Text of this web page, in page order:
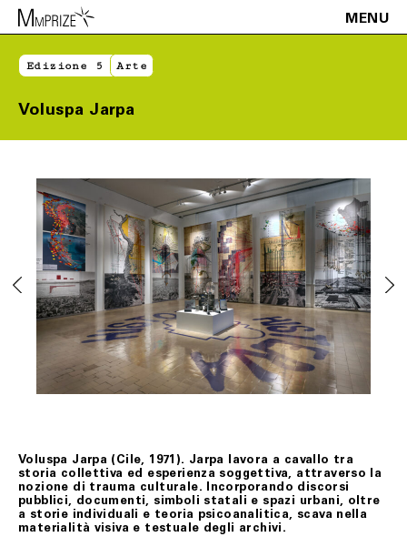
MENU
Edizione 5 Arte
Voluspa Jarpa
Voluspa Jarpa (Cile, 1971). Jarpa lavora a cavallo tra
storia collettiva ed esperienza soggettiva, attraverso la
nozione di trauma culturale. Incorporando discorsi
pubblici, documenti, simboli statali e spazi urbani, oltre
a storie individuali e teoria psicoanalitica, scava nella
materialità visiva e testuale degli archivi.